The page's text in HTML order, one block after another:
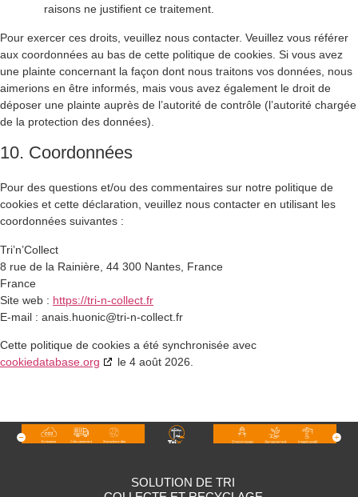
raisons ne justifient ce traitement.
Pour exercer ces droits, veuillez nous contacter. Veuillez vous référer
aux coordonnées au bas de cette politique de cookies. Si vous avez
une plainte concernant la façon dont nous traitons vos données, nous
aimerions en être informés, mais vous avez également le droit de
déposer une plainte auprès de l’autorité de contrôle (l’autorité chargée
de la protection des données).
10. Coordonnées
Pour des questions et/ou des commentaires sur notre politique de
cookies et cette déclaration, veuillez nous contacter en utilisant les
coordonnées suivantes :
Tri’n’Collect
8 rue de la Rainière, 44 300 Nantes, France
France
Site web : https://tri-n-collect.fr
E-mail : anais.huonic@tri-n-collect.fr
Cette politique de cookies a été synchronisée avec
cookiedatabase.org
le 4 août 2026.
SOLUTION DE TRI